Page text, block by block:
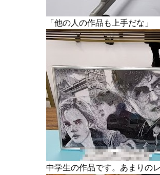
「他の人の作品も上手だな」
中学生の作品です。あまりの